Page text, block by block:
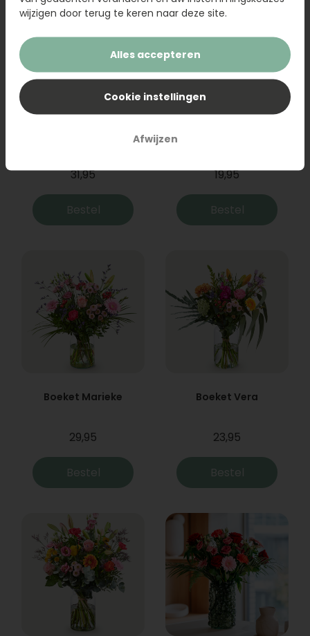
31,95
Bestel
19,95
Bestel
Boeket Marieke
29,95
Bestel
Boeket Vera
23,95
Bestel
wijzigen door terug te keren naar deze site.
Alles accepteren
Cookie instellingen
Afwijzen